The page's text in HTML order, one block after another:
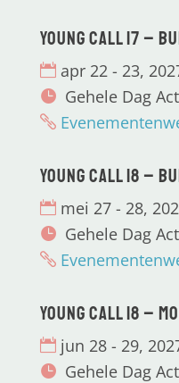
Young CALL 17 –
apr 22 - 23,
Gehele Dag
Young CALL 18 –
mei 27 - 28,
Gehele Dag
Young CALL 18 –
jun 28 - 29,
Gehele Dag